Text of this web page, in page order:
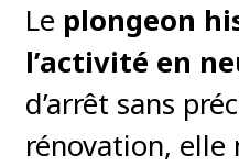
Le plongeon
l’activité en
d’arrêt sans
rénovation, elle